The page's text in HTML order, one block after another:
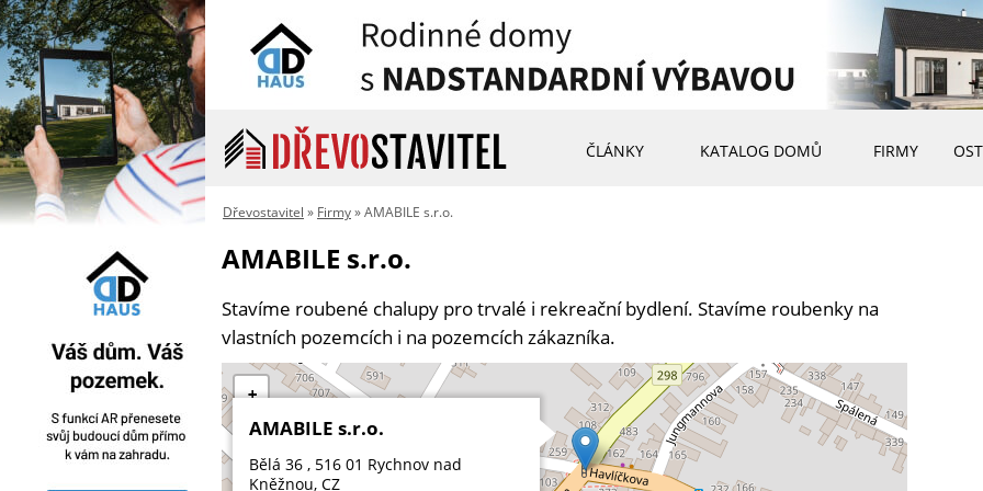
ČLÁNKY KATALOG DOMŮ FIRMY
Dřevostavitel » Firmy» AMABILE s.r.o.
AMABILE s.r.o.
Stavíme roubené chalupy pro trvalé i rekreační bydlení. Stavíme roubenky na
vlastních pozemcích i na pozemcích zákazníka.
+
−
AMABILE s.r.o.
Bělá 36 , 516 01 Rychnov nad
Kněžnou, CZ